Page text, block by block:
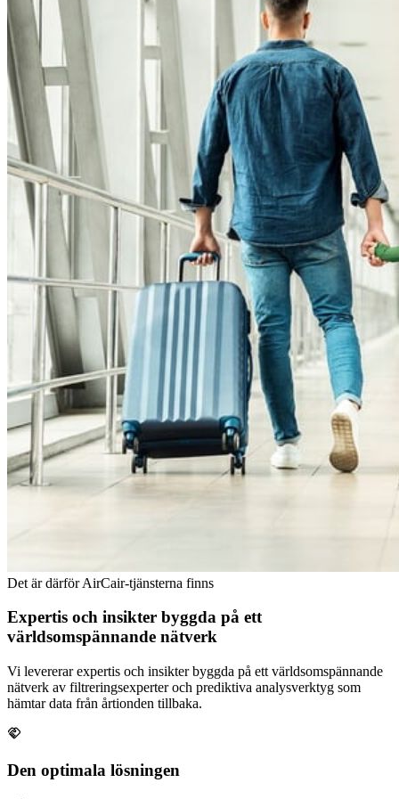
Det är därför AirCair-tjänsterna finns
Expertis och insikter byggda på ett
världsomspännande nätverk
Vi levererar expertis och insikter byggda på ett världsomspännande
nätverk av filtreringsexperter och prediktiva analysverktyg som
hämtar data från årtionden tillbaka.
Den optimala lösningen